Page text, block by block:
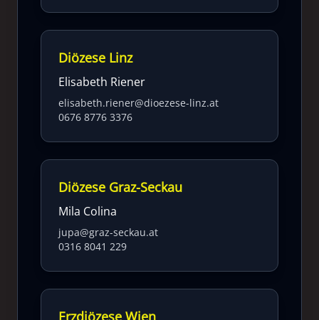
Diözese Linz
Elisabeth Riener
elisabeth.riener@dioezese-linz.at
0676 8776 3376
Diözese Graz-Seckau
Mila Colina
jupa@graz-seckau.at
0316 8041 229